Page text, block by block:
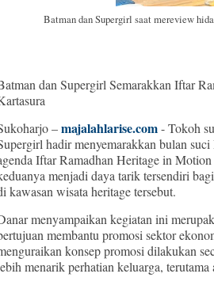
Batman dan Supergirl saat mereview
dan Supergirl Semarakkan Iftar
–majalahlarise.com- Tokoh
hadir menyemarakkan bulan
Iftar Ramadhan Heritage in
menjadi daya tarik tersendiri
kawasan wisata heritage tersebut.
menyampaikan kegiatan ini
membantu promosi sektor
konsep promosi dilakukan
menarik perhatian keluarga, terutama